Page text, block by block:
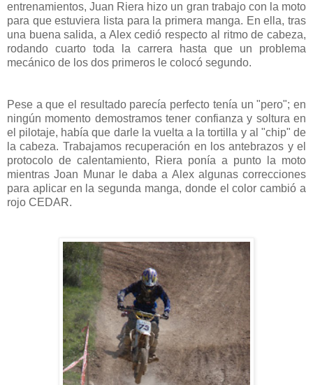
entrenamientos, Juan Riera hizo un gran trabajo con la moto
para que estuviera lista para la primera manga. En ella, tras
una buena salida, a Alex cedió respecto al ritmo de cabeza,
rodando cuarto toda la carrera hasta que un problema
mecánico de los dos primeros le colocó segundo.
Pese a que el resultado parecía perfecto tenía un "pero"; en
ningún momento demostramos tener confianza y soltura en
el pilotaje, había que darle la vuelta a la tortilla y al "chip" de
la cabeza. Trabajamos recuperación en los antebrazos y el
protocolo de calentamiento, Riera ponía a punto la moto
mientras Joan Munar le daba a Alex algunas correcciones
para aplicar en la segunda manga, donde el color cambió a
rojo CEDAR.